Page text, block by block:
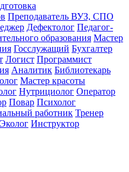
Преподаватель ВУЗ, СПО
Дефектолог Педагог-
образования Мастер
Госслужащий Бухгалтер
Логист Программист
Аналитик Библиотекарь
Мастер красоты
Нутрициолог Оператор
Повар Психолог
работник Тренер
Эколог Инструктор